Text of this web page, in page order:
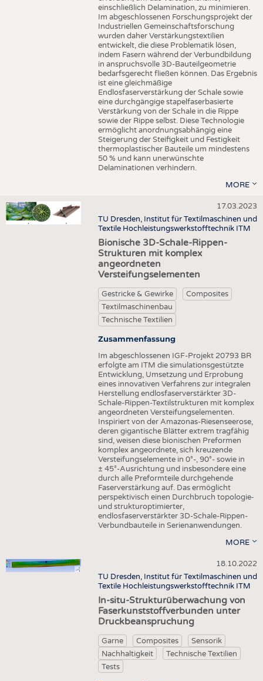
einschließlich Delamination, zu minimieren.
Im abgeschlossenen Forschungsprojekt der
Industriellen Gemeinschaftsforschung
wurden daher Verstärkungstextilien
entwickelt, die diese Problematik lösen,
indem Fasern während der Verbundbildung
in anspruchsvolle 3D-Bauteilgeometrie
bedarfsgerecht fließen können. Das Ergebnis
ist eine gleichmäßige
Endlosfaserverstärkung der Schale sowie
eine durchgängige stapelfaserbasierte
Verstärkung von der Schale in die Rippe
sowie der Rippe selbst. Diese Technologie
ermöglicht anordnungsabhängig eine
Steigerung der Steifigkeit und Festigkeit
thermoplastischer Bauteile um mindestens
50 % und kann unerwünschte
Delaminationen verhindern.
MORE
17.03.2023
TU Dresden, Institut für Textilmaschinen und
Textile Hochleistungswerkstofftechnik ITM
Bionische 3D-Schale-Rippen-
Strukturen mit komplex
angeordneten
Versteifungselementen
Gestricke & Gewirke
Composites
Textilmaschinenbau
Technische Textilien
Zusammenfassung
Im abgeschlossenen IGF-Projekt 20793 BR
erfolgte am ITM die simulationsgestützte
Entwicklung, Umsetzung und Erprobung
eines innovativen Verfahrens zur integralen
Herstellung endlosfaserverstärkter 3D-
Schale-Rippen-Textilstrukturen mit komplex
angeordneten Versteifungselementen.
Inspiriert von der Amazonas-Riesenseerose,
deren gigantische Blätter extrem tragfähig
sind, weisen diese bionischen Preformen
komplex angeordnete, sich kreuzende
Versteifungselemente in 0°-, 90°- sowie in
± 45°-Ausrichtung und insbesondere eine
durch alle Preformteile durchgehende
Faserverstärkung auf. Das ermöglicht
perspektivisch einen Durchbruch topologie‑
und strukturoptimierter,
endlosfaserverstärkter 3D-Schale-Rippen-
Verbundbauteile in Serienanwendungen.
MORE
18.10.2022
TU Dresden, Institut für Textilmaschinen und
Textile Hochleistungswerkstofftechnik ITM
In-situ-Strukturüberwachung von
Faserkunststoffverbunden unter
Druckbeanspruchung
Garne Composites
Sensorik
Nachhaltigkeit
Technische Textilien
Tests